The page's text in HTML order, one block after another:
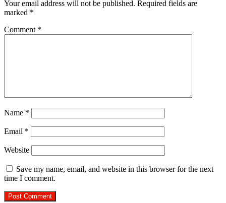
Your email address will not be published. Required fields are
marked *
Comment *
Name *
Email *
Website
Save my name, email, and website in this browser for the next
time I comment.